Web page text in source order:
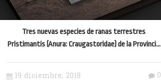
Tres nuevas especies de ranas terrestres
Pristimantis (Anura: Craugastoridae) de la Provincia
19 diciembre, 2018 0